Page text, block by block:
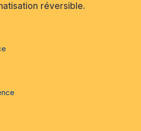
réversible.